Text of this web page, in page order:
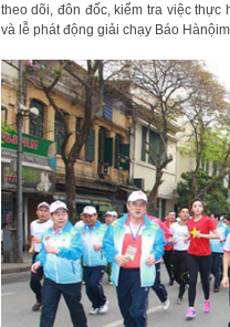
theo dõi, đôn đốc, kiểm tra việc thực
và lễ phát động giải chạy Báo